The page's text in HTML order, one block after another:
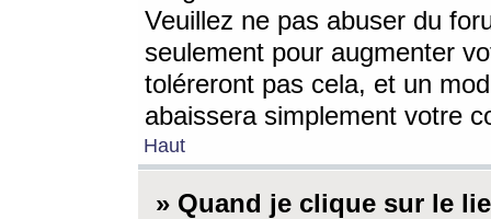
Veuillez ne pas abuser du
seulement pour augmenter
toléreront pas cela, et un
abaissera simplement votre
Haut
» Quand je clique sur le